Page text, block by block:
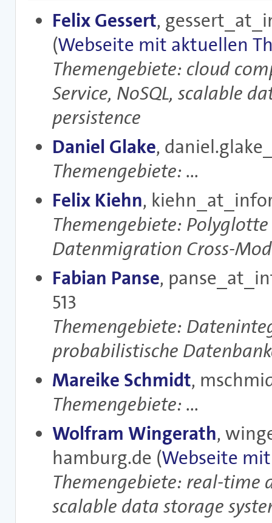
Felix Gessert,
(Webseite mit aktuellen
Themengebiete: cloud
Service, NoSQL, scalable
persistence
Daniel Glake,
Themengebiete: ...
Felix Kiehn,
Themengebiete:
Datenmigration Cross-
Fabian Panse,
513
Themengebiete:
probabilistische
Mareike Schmidt,
Themengebiete: ...
Wolfram Wingerath,
hamburg.de (Webseite
Themengebiete: real-time
scalable data storage